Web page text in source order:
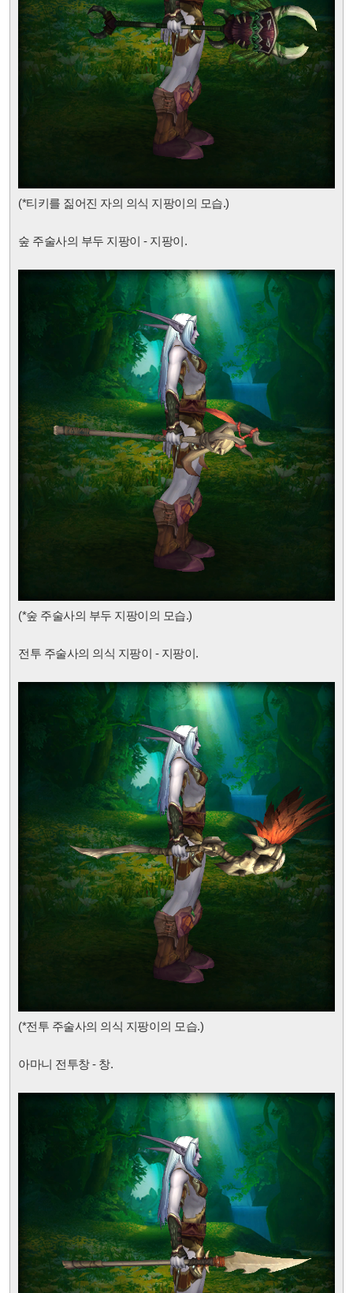
(*티키를 짊어진 자의 의식 지팡이의 모습.)
숲 주술사의 부두 지팡이 - 지팡이.
(*숲 주술사의 부두 지팡이의 모습.)
전투 주술사의 의식 지팡이 - 지팡이.
(*전투 주술사의 의식 지팡이의 모습.)
아마니 전투창 - 창.